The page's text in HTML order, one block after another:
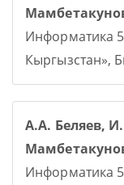
Информатика
Кыргызстан»,
А.А. Беляев,
Информатика